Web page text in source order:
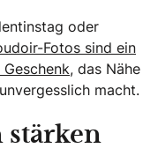
oder
Fotos sind ein
, das Nähe
macht.
stärken